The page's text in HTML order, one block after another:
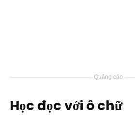
Quảng cáo
Học đọc với ô chữ